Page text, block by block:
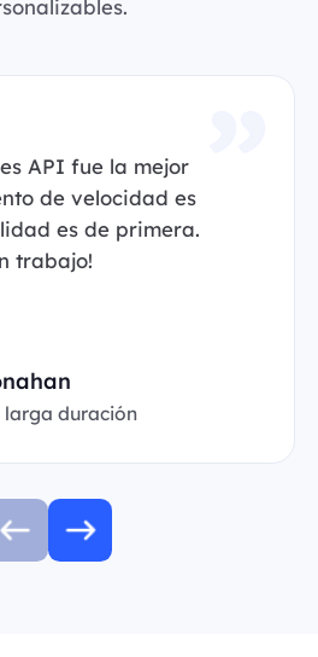
API fue la mejor
de velocidad es
es de primera.
trabajo!
larga duración